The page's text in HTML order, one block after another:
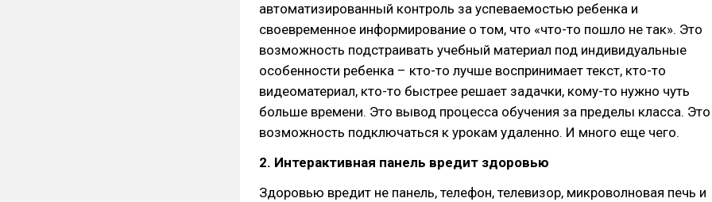
автоматизированный контроль за успеваемостью ребенка и
своевременное информирование о том, что «что-то пошло не так». Это
возможность подстраивать учебный материал под индивидуальные
особенности ребенка – кто-то лучше воспринимает текст, кто-то
видеоматериал, кто-то быстрее решает задачки, кому-то нужно чуть
больше времени. Это вывод процесса обучения за пределы класса. Это
возможность подключаться к урокам удаленно. И много еще чего.
2. Интерактивная панель вредит здоровью
Здоровью вредит не панель, телефон, телевизор, микроволновая печь и